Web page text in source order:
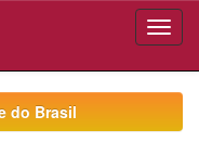
do Brasil